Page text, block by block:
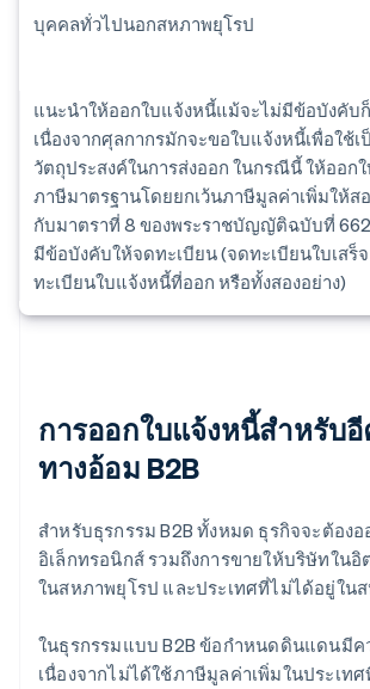
บุคคลทั่วไปนอกสหภาพยุโรป
แนะนำให้ออกใบแจ้งหนี้แม้จะไม่มีข้อบังคับ
เนื่องจากศุลกากรมักจะขอใบแจ้งหนี้เพื่อใช้เ
วัตถุประสงค์ในการส่งออก ในกรณีนี้ ให้ออก
ภาษีมาตรฐานโดยยกเว้นภาษีมูลค่าเพิ่มให้ส
กับมาตราที่ 8 ของพระราชบัญญัติฉบับที่
มีข้อบังคับให้จดทะเบียน (จดทะเบียนใบเสร็
ทะเบียนใบแจ้งหนี้ที่ออก หรือทั้งสองอย่าง)
การออกใบแจ้งหนี้สําหรับ
ทางอ้อม B2B
สําหรับธุรกรรม B2B ทั้งหมด ธุรกิจจะต้อง
อิเล็กทรอนิกส์ รวมถึงการขายให้บริษัทในอิ
ในสหภาพยุโรป และประเทศที่ไม่ได้อยู่ใน
ในธุรกรรมแบบ B2B ข้อกําหนดดินแดนมีค
เนื่องจากไม่ได้ใช้ภาษีมูลค่าเพิ่มในประเท